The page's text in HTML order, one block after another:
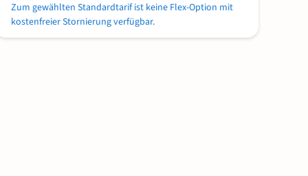
Zum gewählten Standardtarif ist keine Flex-Option mit
kostenfreier Stornierung verfügbar.